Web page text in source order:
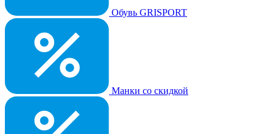
Обувь GRISPORT
Манки со скидкой